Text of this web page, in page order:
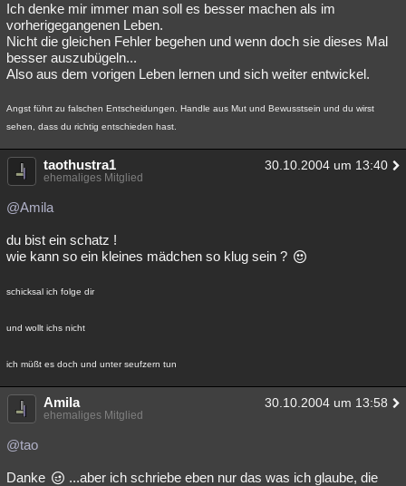
Ich denke mir immer man soll es besser machen als im
vorherigegangenen Leben.
Nicht die gleichen Fehler begehen und wenn doch sie dieses Mal
besser auszubügeln...
Also aus dem vorigen Leben lernen und sich weiter entwickel.
Angst führt zu falschen Entscheidungen. Handle aus Mut und Bewusstsein und du wirst
sehen, dass du richtig entschieden hast.
taothustra1 30.10.2004 um 13:40
ehemaliges Mitglied
@Amila
du bist ein schatz !
wie kann so ein kleines mädchen so klug sein ?
schicksal ich folge dir
und wollt ichs nicht
ich müßt es doch und unter seufzern tun
Amila 30.10.2004 um 13:58
ehemaliges Mitglied
@tao
Danke
...aber ich schriebe eben nur das was ich glaube, die